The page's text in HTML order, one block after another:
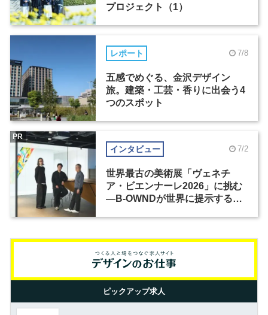
プロジェクト（1）
レポート 7/8
五感でめぐる、金沢デザイン
旅。建築・工芸・香りに出会う4
つのスポット
インタビュー 7/2
世界最古の美術展「ヴェネチ
ア・ビエンナーレ2026」に挑む
―B-OWNDが世界に提示する美
PR
ピックアップ求人